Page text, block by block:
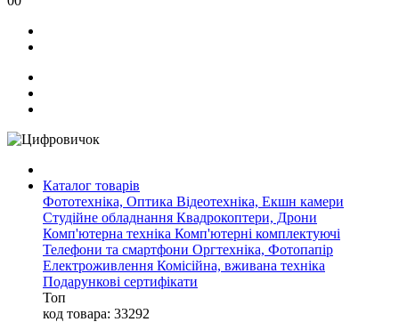
Каталог товарів
Фототехніка, Оптика Відеотехніка, Екшн камери
Студійне обладнання Квадрокоптери, Дрони
Комп'ютерна техніка Комп'ютерні комплектуючі
Телефони та смартфони Оргтехніка, Фотопапір
Електроживлення Комісійна, вживана техніка
Подарункові сертифікати
Топ
код товара: 33292